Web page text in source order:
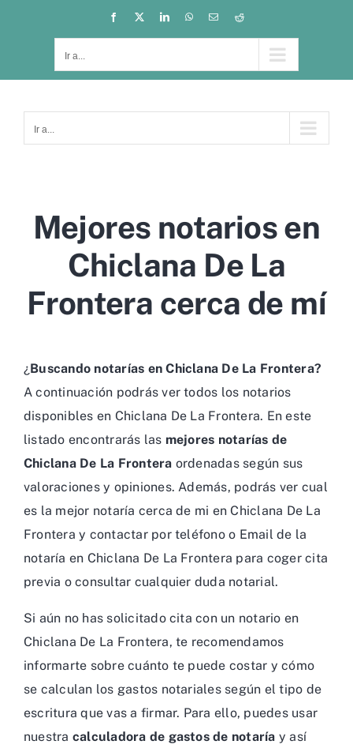
Facebook
X LinkedInWhatsAppCorreo
electrónico
Reddit
Ir a...
Ir a...
Mejores notarios en
Chiclana De La
Frontera cerca de mí
¿Buscando notarías en Chiclana De La Frontera?
A continuación podrás ver todos los notarios
disponibles en Chiclana De La Frontera. En este
listado encontrarás las mejores notarías de
Chiclana De La Frontera ordenadas según sus
valoraciones y opiniones. Además, podrás ver cual
es la mejor notaría cerca de mi en Chiclana De La
Frontera y contactar por teléfono o Email de la
notaría en Chiclana De La Frontera para coger cita
previa o consultar cualquier duda notarial.
Si aún no has solicitado cita con un notario en
Chiclana De La Frontera, te recomendamos
informarte sobre cuánto te puede costar y cómo
se calculan los gastos notariales según el tipo de
escritura que vas a firmar. Para ello, puedes usar
nuestra calculadora de gastos de notaría y así